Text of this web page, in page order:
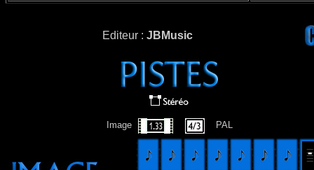
Editeur : JBMusic
Image PAL